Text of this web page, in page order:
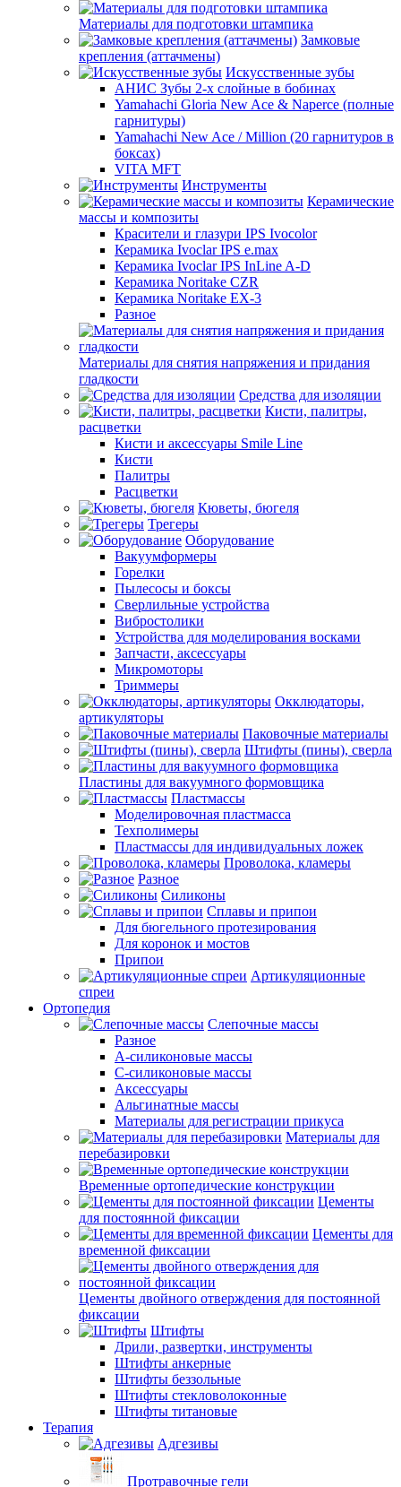
Материалы для подготовки штампика
Замковые
крепления (аттачмены)
Искусственные зубы
АНИС Зубы 2-х слойные в бобинах
Yamahachi Gloria New Ace & Naperce (полные
гарнитуры)
Yamahachi New Ace / Million (20 гарнитуров в
боксах)
VITA MFT
Инструменты
Керамические
массы и композиты
Красители и глазури IPS Ivocolor
Керамика Ivoclar IPS e.max
Керамика Ivoclar IPS InLine A-D
Керамика Noritake CZR
Керамика Noritake EX-3
Разное
Материалы для снятия напряжения и придания
гладкости
Средства для изоляции
Кисти, палитры,
расцветки
Кисти и аксессуары Smile Line
Кисти
Палитры
Расцветки
Кюветы, бюгеля
Трегеры
Оборудование
Вакуумформеры
Горелки
Пылесосы и боксы
Сверлильные устройства
Вибростолики
Устройства для моделирования восками
Запчасти, аксессуары
Микромоторы
Триммеры
Окклюдаторы,
артикуляторы
Паковочные материалы
Штифты (пины), сверла
Пластины для вакуумного формовщика
Пластмассы
Моделировочная пластмасса
Техполимеры
Пластмассы для индивидуальных ложек
Проволока, кламеры
Разное
Силиконы
Сплавы и припои
Для бюгельного протезирования
Для коронок и мостов
Припои
Артикуляционные
спреи
Ортопедия
Слепочные массы
Разное
А-силиконовые массы
С-силиконовые массы
Аксессуары
Альгинатные массы
Материалы для регистрации прикуса
Материалы для
перебазировки
Временные ортопедические конструкции
Цементы
для постоянной фиксации
Цементы для
временной фиксации
Цементы двойного отверждения для постоянной
фиксации
Штифты
Дрили, развертки, инструменты
Штифты анкерные
Штифты беззольные
Штифты стекловолоконные
Штифты титановые
Терапия
Адгезивы
Протравочные гели